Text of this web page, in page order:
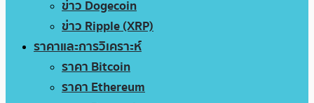
ข่าว Dogecoin
ข่าว Ripple (XRP)
ราคาและการวิเคราะห์
ราคา Bitcoin
ราคา Ethereum